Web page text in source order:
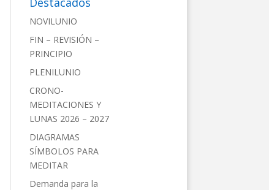
NOVILUNIO
FIN – REVISIÓN –
PRINCIPIO
PLENILUNIO
CRONO-
MEDITACIONES Y
LUNAS 2026 – 2027
DIAGRAMAS
SÍMBOLOS PARA
MEDITAR
Demanda para la